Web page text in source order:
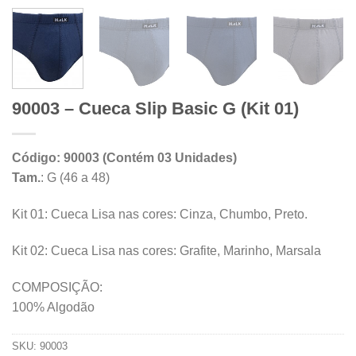
90003 – Cueca Slip Basic G (Kit 01)
Código: 90003 (Contém 03 Unidades)
Tam.: G (46 a 48)
Kit 01: Cueca Lisa nas cores: Cinza, Chumbo, Preto.
Kit 02: Cueca Lisa nas cores: Grafite, Marinho, Marsala
COMPOSIÇÃO:
100% Algodão
SKU: 90003